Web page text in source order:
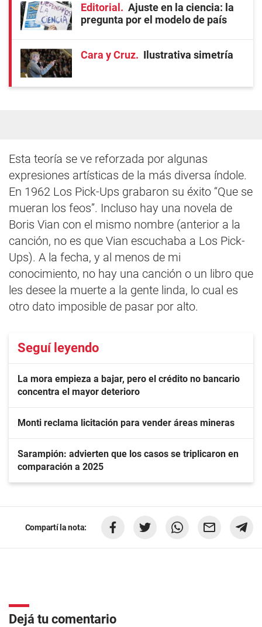
Editorial
Ajuste en la ciencia: la
pregunta por el modelo de país
Cara y Cruz Ilustrativa simetría
Esta teoría se ve reforzada por algunas
expresiones artísticas de la más diversa índole.
En 1962 Los Pick-Ups grabaron su éxito “Que se
mueran los feos”. Incluso hay una novela de
Boris Vian con el mismo nombre (anterior a la
canción, no es que Vian escuchaba a Los Pick-
Ups). A la fecha, y al menos de mi
conocimiento, no hay una canción o un libro que
les desee la muerte a la gente linda, lo cual es
otro dato imposible de pasar por alto.
Seguí leyendo
La mora empieza a bajar, pero el crédito no bancario
concentra el mayor deterioro
Monti reclama licitación para vender áreas mineras
Sarampión: advierten que los casos se triplicaron en
comparación a 2025
Compartí la nota:
Dejá tu comentario